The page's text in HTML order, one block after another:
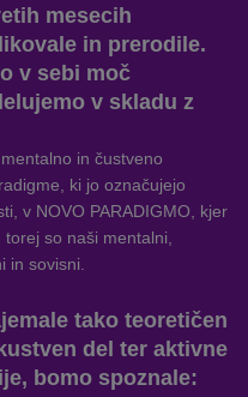
mesecih
in prerodile.
v sebi moč
v skladu z
in čustveno
ki jo označujejo
v NOVO PARADIGMO, kjer
so naši mentalni,
in sovisni.
tako teoretičen
del ter aktivne
bomo spoznale: